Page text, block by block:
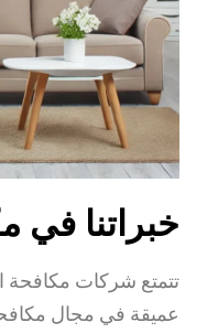
خبراتنا في
تتمتع شركات
عميقة في مجال